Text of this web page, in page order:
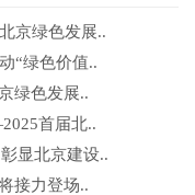
京绿色发展..
“绿色价值..
绿色发展..
首届北..
显北京建设..
接力登场..